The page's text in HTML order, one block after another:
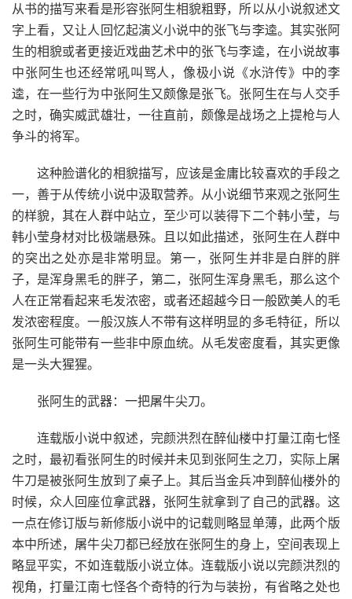
从书的描写来看是形容张阿生相貌粗野，所以从小说叙述文
字上看，又让人回忆起演义小说中的张飞与李逵。其实张阿
生的相貌或者更接近戏曲艺术中的张飞与李逵，在小说故事
中张阿生也还经常吼叫骂人，像极小说《水浒传》中的李
逵，在一些行为中张阿生又颇像是张飞。张阿生在与人交手
之时，确实威武雄壮，一往直前，颇像是战场之上提枪与人
争斗的将军。
这种脸谱化的相貌描写，应该是金庸比较喜欢的手段之
一，善于从传统小说中汲取营养。从小说细节来观之张阿生
的样貌，其在人群中站立，至少可以装得下二个韩小莹，与
韩小莹身材对比极端悬殊。且以如此描述，张阿生在人群中
的突出之处亦是非常明显。第一，张阿生并非是白胖的胖
子，是浑身黑毛的胖子，第二，张阿生浑身黑毛，那么这个
人在正常看起来毛发浓密，或者还超越今日一般欧美人的毛
发浓密程度。一般汉族人不带有这样明显的多毛特征，所以
张阿生可能带有一些非中原血统。从毛发密度看，其实更像
是一头大猩猩。
张阿生的武器：一把屠牛尖刀。
连载版小说中叙述，完颜洪烈在醉仙楼中打量江南七怪
之时，最初看张阿生的时候并未见到张阿生之刀，实际上屠
牛刀是被张阿生放到了桌子上。其后当金兵冲到醉仙楼外的
时候，众人回座位拿武器，张阿生就拿到了自己的武器。这
一点在修订版与新修版小说中的记载则略显单薄，此两个版
本中所述，屠牛尖刀都已经放在张阿生的身上，空间表现上
略显平实，不如连载版小说立体。连载版小说以完颜洪烈的
视角，打量江南七怪各个奇特的行为与装扮，有省略之处也